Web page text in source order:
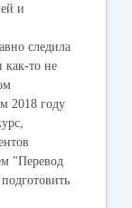
и
следила
как-то не
2018 году
"Перевод